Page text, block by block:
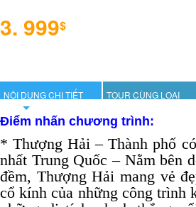
3. 999$
NỘI DUNG CHI TIẾT TOUR CÙNG LOẠI
Điểm nhấn chương trình:
* Thượng Hải – Thành phố
nhất Trung Quốc – Nằm bên
đềm, Thượng Hải mang vẻ
cổ kính của những công trình